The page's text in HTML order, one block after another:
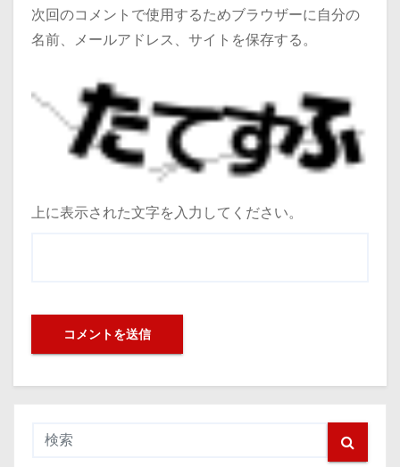
次回のコメントで使用するためブラウザーに自分の
名前、メールアドレス、サイトを保存する。
上に表示された文字を入力してください。